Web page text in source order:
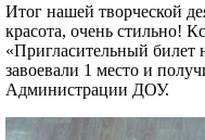
Итог нашей творческой
красота, очень стильно!
«Пригласительный
завоевали 1 место и
Администрации ДОУ.